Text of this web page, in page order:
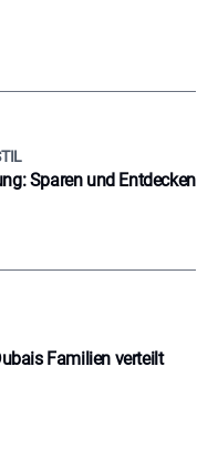
Sparen und Entdecken
Familien verteilt